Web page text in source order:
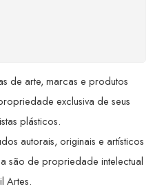
de arte, marcas e produtos
exclusiva de seus
plásticos.
autorais, originais e artísticos
são de propriedade intelectual
Artes.